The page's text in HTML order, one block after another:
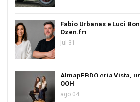
Fabio Urbanas e Luci
Ozen.fm
jul 31
AlmapBBDO cria Vista,
OOH
ago 04